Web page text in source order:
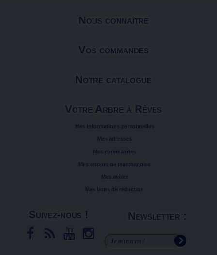
Nous connaître
Vos commandes
Notre catalogue
Votre Arbre à Rêves
Mes informations personnelles
Mes adresses
Mes commandes
Mes retours de marchandise
Mes avoirs
Mes bons de réduction
Suivez-nous ! Newsletter :